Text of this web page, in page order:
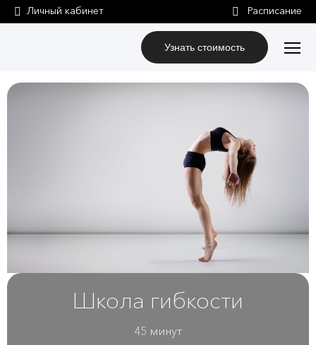
Личный кабинет
Узнать стоимость
Школа гибкости
45 минут